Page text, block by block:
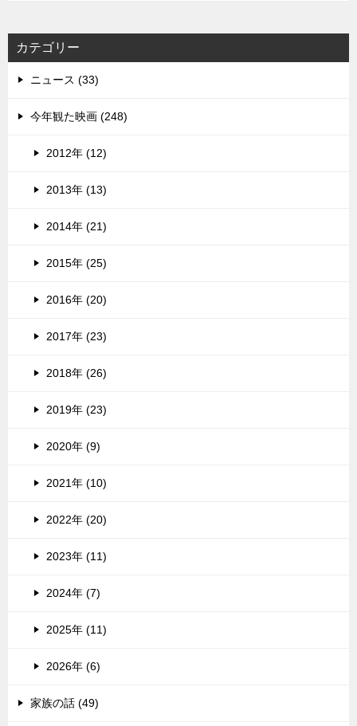
カテゴリー
ニュース (33)
今年観た映画 (248)
2012年 (12)
2013年 (13)
2014年 (21)
2015年 (25)
2016年 (20)
2017年 (23)
2018年 (26)
2019年 (23)
2020年 (9)
2021年 (10)
2022年 (20)
2023年 (11)
2024年 (7)
2025年 (11)
2026年 (6)
家族の話 (49)